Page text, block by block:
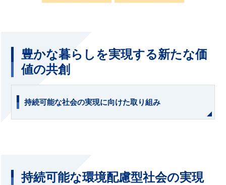
豊かな暮らしを実現する新たな価
値の共創
持続可能な社会の実現に向けた取り組み
持続可能な環境配慮型社会の実現